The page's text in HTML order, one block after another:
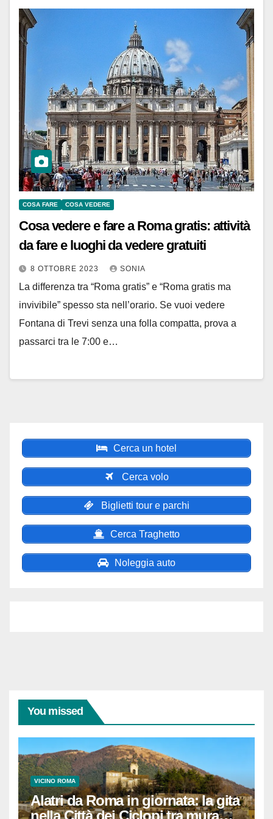
COSA FARE COSA VEDERE
Cosa vedere e fare a Roma gratis: attività
da fare e luoghi da vedere gratuiti
8 OTTOBRE 2023 SONIA
La differenza tra “Roma gratis” e “Roma gratis ma
invivibile” spesso sta nell’orario. Se vuoi vedere
Fontana di Trevi senza una folla compatta, prova a
passarci tra le 7:00 e…
Cerca un hotel
Cerca volo
Biglietti tour e parchi
Cerca Traghetto
Noleggia auto
You missed
VICINO ROMA
Alatri da Roma in giornata: la gita